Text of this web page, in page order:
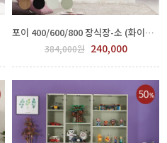
포이 400/600/800 장식장-소 (화이트) GTE 617-1
384,000원 240,000